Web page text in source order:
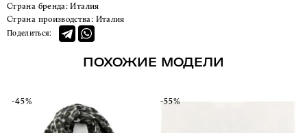
Страна бренда: Италия
Страна производства: Италия
Поделиться:
ПОХОЖИЕ МОДЕЛИ
-45% -55%